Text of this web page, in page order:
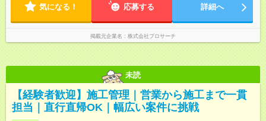
気になる！ 応募する 詳細へ
掲載元企業名 株式会社プロサーチ
未読
【経験者歓迎】施工管理｜営業から施工まで一貫
担当｜直行直帰OK｜幅広い案件に挑戦